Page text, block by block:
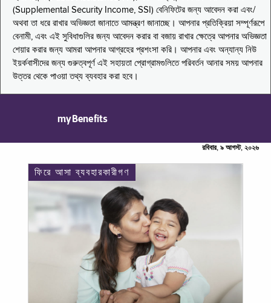
(Supplemental Security Income, SSI) বেনিফিটের জন্য আবেদন করা এবং/
অথবা তা ধরে রাখার অভিজ্ঞতা জানাতে আমন্ত্রণ জানাচ্ছে। আপনার প্রতিক্রিয়া সম্পূর্ণরূপে
বেনামী, এবং এই সুবিধাগুলির জন্য আবেদন করার বা বজায় রাখার ক্ষেত্রে আপনার অভিজ্ঞতা
শেয়ার করার জন্য আমরা আপনার আগ্রহের প্রশংসা করি। আপনার এবং অন্যান্য নিউ
ইয়র্কবাসীদের জন্য গুরুত্বপূর্ণ এই সহায়তা প্রোগ্রামগুলিতে পরিবর্তন আনার সময় আপনার
উত্তর থেকে পাওয়া তথ্য ব্যবহার করা হবে।
myBenefits
রবিবার, ৯ আগস্ট, ২০২৬
ফিরে আসা ব্যবহারকারীগণ